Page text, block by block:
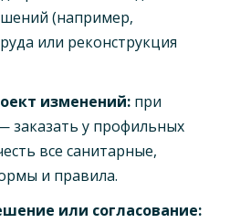
(например,
или реконструкция
изменений: при
заказать у профильных
все санитарные,
и правила.
или согласование: